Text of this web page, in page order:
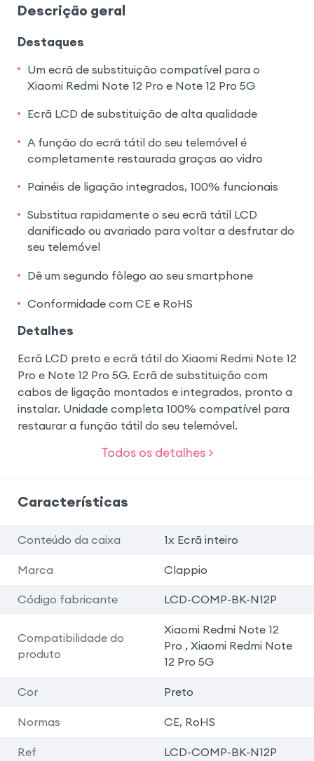
Descrição geral
Destaques
Um ecrã de substituição compatível para o
Xiaomi Redmi Note 12 Pro e Note 12 Pro 5G
Ecrã LCD de substituição de alta qualidade
A função do ecrã tátil do seu telemóvel é
completamente restaurada graças ao vidro
Painéis de ligação integrados, 100% funcionais
Substitua rapidamente o seu ecrã tátil LCD
danificado ou avariado para voltar a desfrutar do
seu telemóvel
Dê um segundo fôlego ao seu smartphone
Conformidade com CE e RoHS
Detalhes
Ecrã LCD preto e ecrã tátil do Xiaomi Redmi Note 12
Pro e Note 12 Pro 5G. Ecrã de substituição com
cabos de ligação montados e integrados, pronto a
instalar. Unidade completa 100% compatível para
restaurar a função tátil do seu telemóvel.
Todos os detalhes >
Características
Conteúdo da caixa 1x Ecrã inteiro
Marca Clappio
Código fabricante LCD-COMP-BK-N12P
Compatibilidade do
produto
Xiaomi Redmi Note 12
Pro , Xiaomi Redmi Note
12 Pro 5G
Cor Preto
Normas CE, RoHS
Ref LCD-COMP-BK-N12P